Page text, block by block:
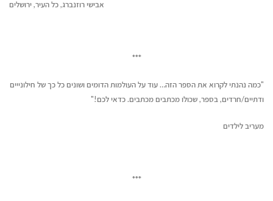
אבישי רוזנברג, כל העיר, ירושלים
***
"כמה נהנתי לקרוא את הספר הזה… עוד על העולמות הדומים ושונים כל כך של חילונייים
ודתיים/חרדים, בספר, שכולו מכתבים מכתבים. כדאי לכם!"
מעריב לילדים
***